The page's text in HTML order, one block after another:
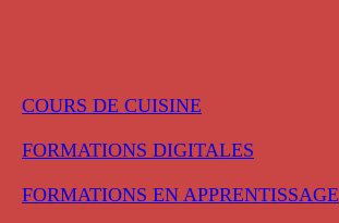
COURS DE CUISINE
FORMATIONS DIGITALES
FORMATIONS EN APPRENTISSAGE